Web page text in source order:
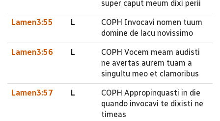
super caput meum dixi perii
Lamen3:55 L
COPH Invocavi nomen tuum
domine de lacu novissimo
Lamen3:56 L
COPH Vocem meam audisti
ne avertas aurem tuam a
singultu meo et clamoribus
Lamen3:57 L
COPH Appropinquasti in die
quando invocavi te dixisti ne
timeas